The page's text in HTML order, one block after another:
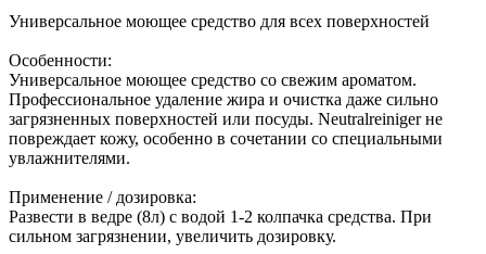
Универсальное моющее средство для всех поверхностей
Особенности:
Универсальное моющее средство со свежим ароматом.
Профессиональное удаление жира и очистка даже сильно
загрязненных поверхностей или посуды. Neutralreiniger не
повреждает кожу, особенно в сочетании со специальными
увлажнителями.
Применение / дозировка:
Развести в ведре (8л) с водой 1-2 колпачка средства. При
сильном загрязнении, увеличить дозировку.